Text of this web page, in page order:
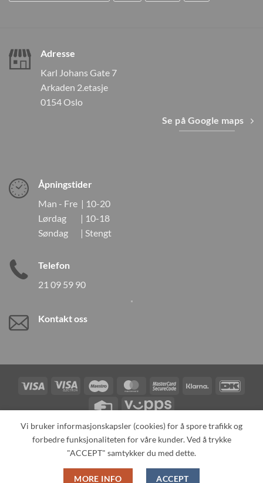
Adresse
Karl Johans Gate 7
Arkaden 2.etasje
0154 Oslo
Se på Google maps
Åpningstider
Man - Fre | 10-20
Lørdag | 10-18
Søndag | Stengt
Telefon
21 09 59 90
Kontakt oss
Visa
Visa
Electron
Maestro MasterCardMasterCardKlarna
Credit
Vipps
TILBAKEKALLINGER KONTAKT OSS
OM OSS
SPESIALBESTILLING
MIN KONTO ALL PRODUCTS
Copyright 2026 ©Neo Tokyo by Neo Tokyo Norway AS -With Love
Vi bruker informasjonskapsler (cookies) for å spore trafikk og
forbedre funksjonaliteten for våre kunder. Ved å trykke
"ACCEPT" samtykker du med dette.
MORE INFO ACCEPT